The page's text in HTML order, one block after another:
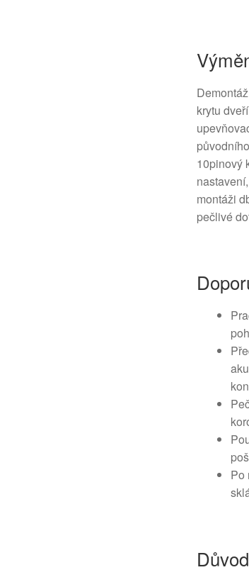
krytu
10pinový
montáži
pečlivé
Po